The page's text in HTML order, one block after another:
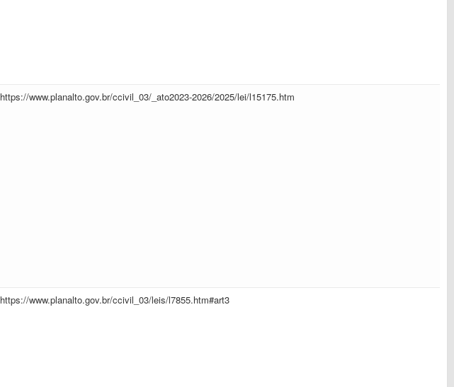
https://www.planalto.gov.br/ccivil_03/_ato2023-2026/2025/lei/l15175.htm
https://www.planalto.gov.br/ccivil_03/leis/l7855.htm#art3